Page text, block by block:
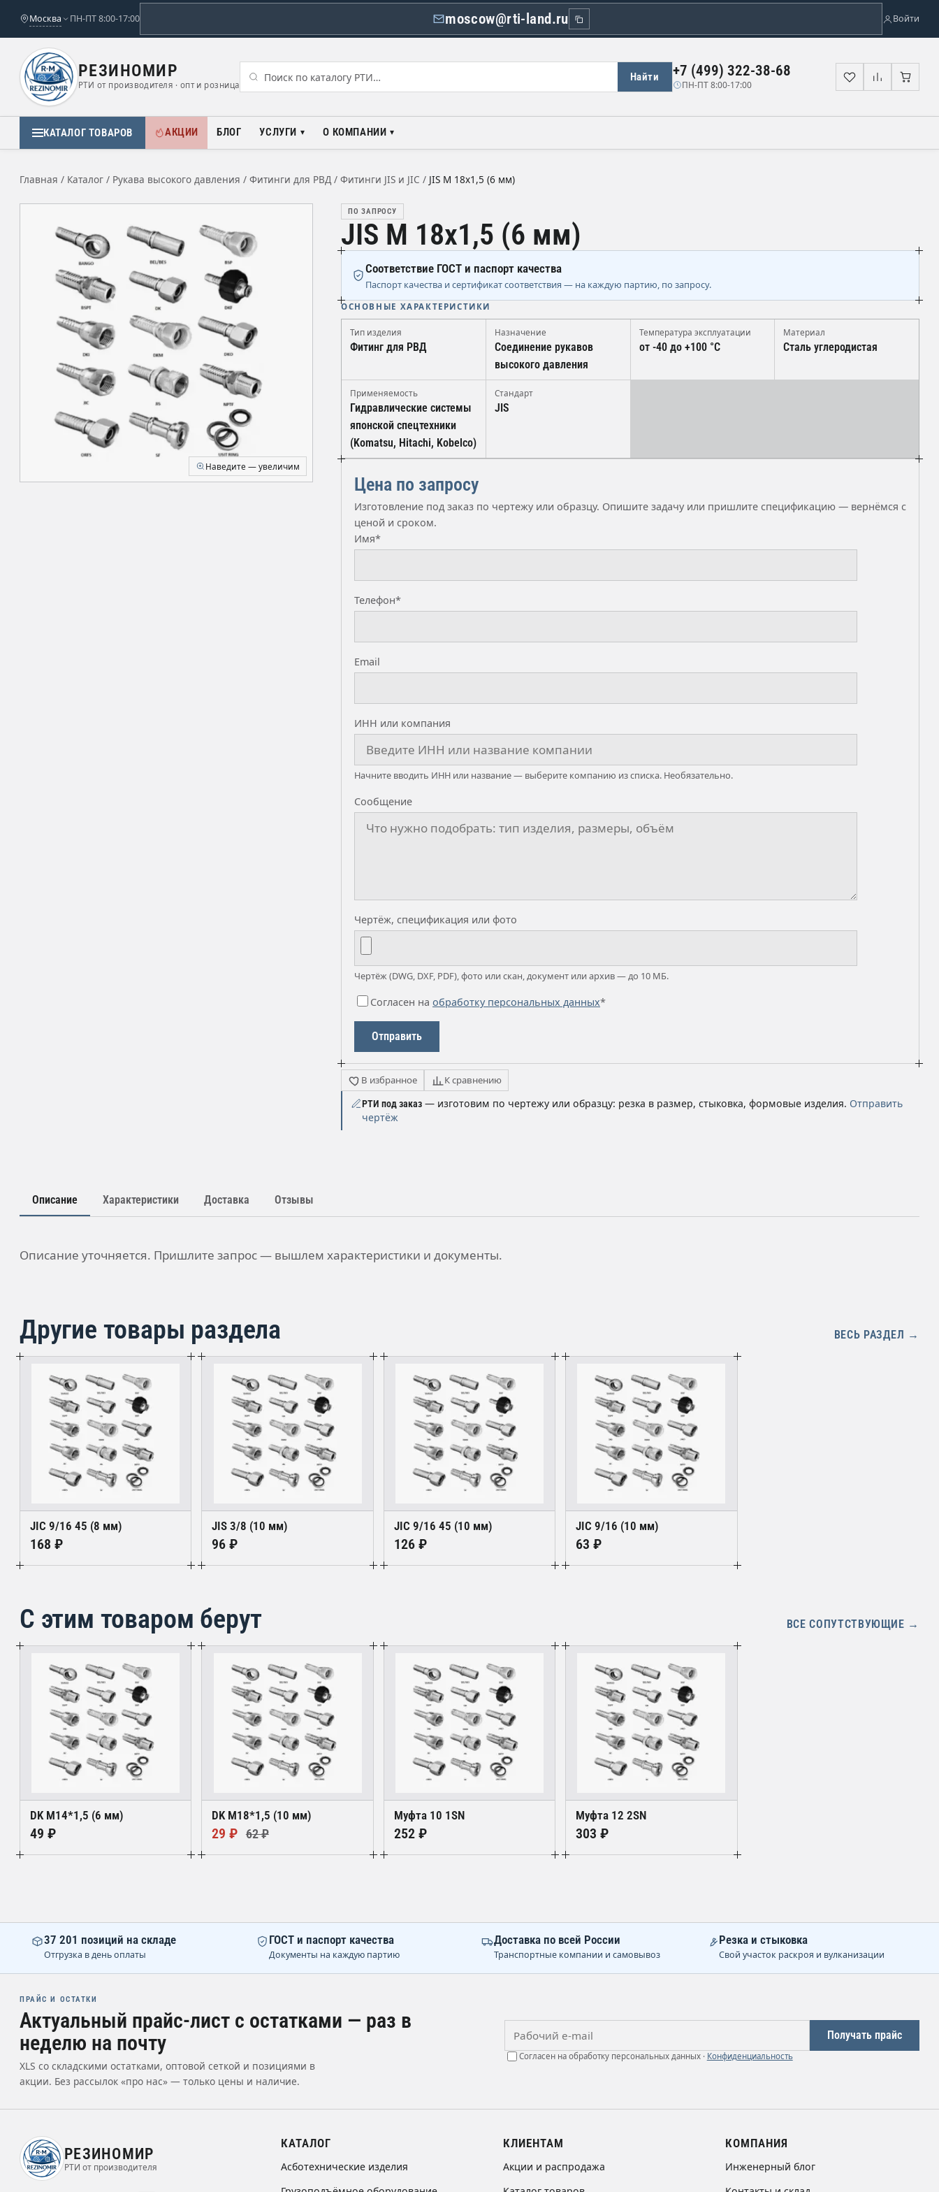
Москва ПН-ПТ 8:00-17:00 moscow@rti-land.ru Войти
РЕЗИНОМИР
РТИ от производителя · опт и розница
Найти +7 (499) 322-38-68
ПН-ПТ 8:00-17:00 Избранное
КАТАЛОГ ТОВАРОВ АКЦИИ БЛОГ УСЛУГИ О КОМПАНИИ
Главная / Каталог / Рукава высокого давления / Фитинги для РВД / Фитинги JIS и JIC / JIS М 18х1,5 (6 мм)
Наведите — увеличим
ПО ЗАПРОСУ
JIS М 18х1,5 (6 мм)
Соответствие ГОСТ и паспорт качества
Паспорт качества и сертификат соответствия — на каждую партию, по запросу.
ОСНОВНЫЕ ХАРАКТЕРИСТИКИ
Тип изделия
Фитинг для РВД
Назначение
Соединение рукавов
высокого давления
Температура эксплуатации
от -40 до +100 °C
Материал
Сталь углеродистая
Применяемость
Гидравлические системы
японской спецтехники
(Komatsu, Hitachi, Kobelco)
Стандарт
JIS
Цена по запросу
Изготовление под заказ по чертежу или образцу. Опишите задачу или пришлите спецификацию — вернёмся с
ценой и сроком.
Имя*
Телефон*
Email
ИНН или компания
Начните вводить ИНН или название — выберите компанию из списка. Необязательно.
Сообщение
Чертёж, спецификация или фото
Чертёж (DWG, DXF, PDF), фото или скан, документ или архив — до 10 МБ.
Согласен на обработку персональных данных*
Отправить
В избранное К сравнению
РТИ под заказ — изготовим по чертежу или образцу: резка в размер, стыковка, формовые изделия. Отправить
чертёж
Описание Характеристики Доставка Отзывы
Описание уточняется. Пришлите запрос — вышлем характеристики и документы.
Другие товары раздела ВЕСЬ РАЗДЕЛ →
JIC 9/16 45 (8 мм)
168 ₽
JIS 3/8 (10 мм)
96 ₽
JIC 9/16 45 (10 мм)
126 ₽
JIC 9/16 (10 мм)
63 ₽
С этим товаром берут ВСЕ СОПУТСТВУЮЩИЕ →
DK М14*1,5 (6 мм)
49 ₽
DK М18*1,5 (10 мм)
29 ₽ 62 ₽
Муфта 10 1SN
252 ₽
Муфта 12 2SN
303 ₽
37 201 позиций на складе
Отгрузка в день оплаты
ГОСТ и паспорт качества
Документы на каждую партию
Доставка по всей России
Транспортные компании и самовывоз
Резка и стыковка
Свой участок раскроя и вулканизации
ПРАЙС И ОСТАТКИ
Актуальный прайс-лист с остатками — раз в
неделю на почту
XLS со складскими остатками, оптовой сеткой и позициями в
акции. Без рассылок «про нас» — только цены и наличие.
Получать прайс
Согласен на обработку персональных данных · Конфиденциальность
РЕЗИНОМИР
РТИ от производителя
КАТАЛОГ
Асботехнические изделия
КЛИЕНТАМ
Акции и распродажа
КОМПАНИЯ
Инженерный блог